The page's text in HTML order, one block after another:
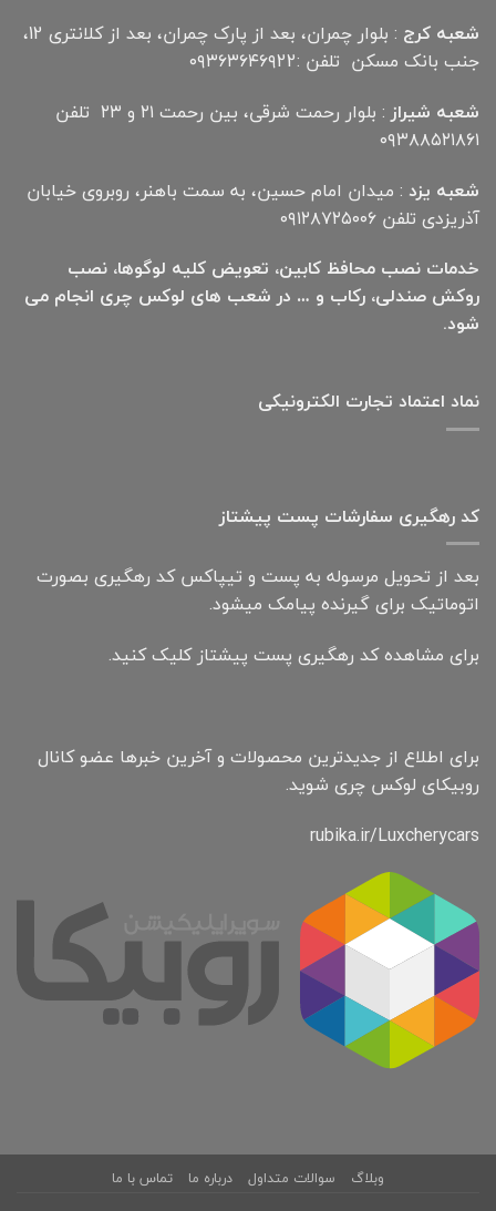
شعبه کرج
: بلوار چمران، بعد از پارک چمران، بعد از کلانتری 12،
جنب بانک مسکن تلفن :۰۹۳۶۳۶۴۶۹22
شعبه شیراز
: بلوار رحمت شرقی، بین رحمت ۲۱ و ۲۳ تلفن
۰۹۳۸۸۵۲۱۸۶۱
شعبه یزد : میدان امام حسین، به سمت باهنر، روبروی خیابان
آذریزدی تلفن ۰۹۱۲۸۷۲۵۰۰۶
خدمات نصب محافظ کابین، تعویض کلیه لوگوها، نصب
روکش صندلی، رکاب و … در شعب های لوکس چری انجام می
شود.
نماد اعتماد تجارت الكترونیكی
کد رهگیری سفارشات پست پیشتاز
بعد از تحویل مرسوله به پست و تیپاکس کد رهگیری بصورت
اتوماتیک برای گیرنده پیامک میشود.
برای مشاهده کد رهگیری پست پیشتاز کلیک کنید.
برای اطلاع از جدیدترین محصولات و آخرین خبرها عضو کانال
روبیکای لوکس چری شوید.
rubika.ir/Luxcherycars
وبلاگ سوالات متداول درباره ما تماس با ما